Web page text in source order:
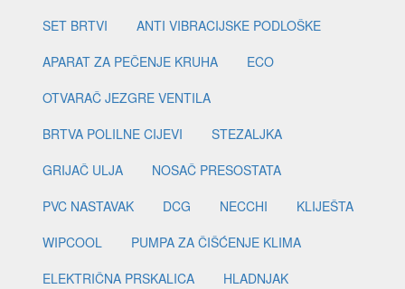
SET BRTVI
ANTI VIBRACIJSKE PODLOŠKE
APARAT ZA PEČENJE KRUHA
ECO
OTVARAČ JEZGRE VENTILA
BRTVA POLILNE CIJEVI
STEZALJKA
GRIJAČ ULJA
NOSAČ PRESOSTATA
PVC NASTAVAK
DCG NECCHI
KLIJEŠTA
WIPCOOL
PUMPA ZA ČIŠĆENJE KLIMA
ELEKTRIČNA PRSKALICA
HLADNJAK